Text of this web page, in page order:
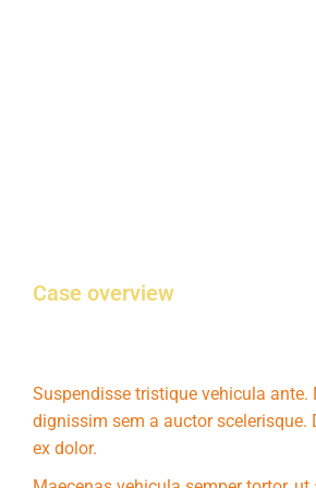
Case overview
Suspendisse tristique vehicula
dignissim sem a auctor
ex dolor.